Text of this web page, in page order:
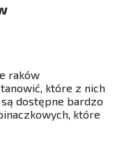
raków
które z nich
dostępne bardzo
które